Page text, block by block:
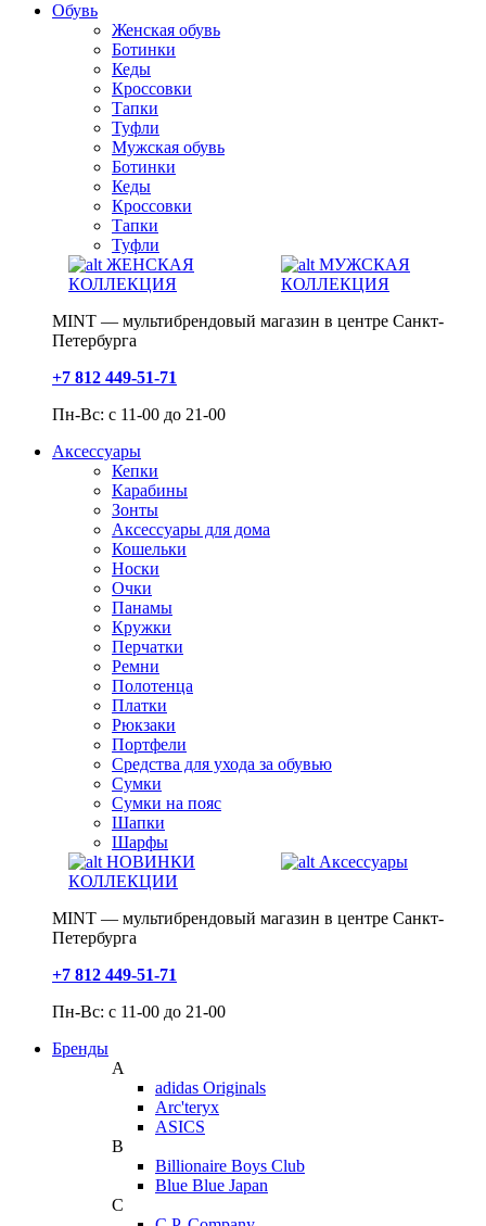
Обувь
Женская обувь
Ботинки
Кеды
Кроссовки
Тапки
Туфли
Мужская обувь
Ботинки
Кеды
Кроссовки
Тапки
Туфли
ЖЕНСКАЯ
КОЛЛЕКЦИЯ
МУЖСКАЯ
КОЛЛЕКЦИЯ
MINT — мультибрендовый магазин в центре Санкт-
Петербурга
+7 812 449-51-71
Пн-Вс: с 11-00 до 21-00
Аксессуары
Кепки
Карабины
Зонты
Аксессуары для дома
Кошельки
Носки
Очки
Панамы
Кружки
Перчатки
Ремни
Полотенца
Платки
Рюкзаки
Портфели
Средства для ухода за обувью
Сумки
Сумки на пояс
Шапки
Шарфы
НОВИНКИ
КОЛЛЕКЦИИ
Аксессуары
MINT — мультибрендовый магазин в центре Санкт-
Петербурга
+7 812 449-51-71
Пн-Вс: с 11-00 до 21-00
Бренды
A
adidas Originals
Arc'teryx
ASICS
B
Billionaire Boys Club
Blue Blue Japan
C